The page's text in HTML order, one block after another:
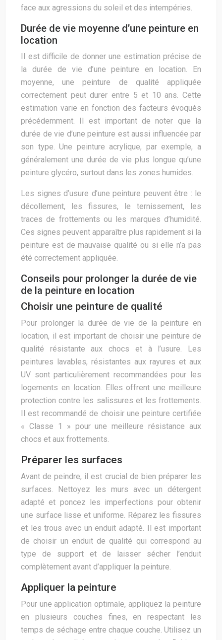
face aux agressions du soleil et des intempéries.
Durée de vie moyenne d’une peinture en
location
Il est difficile de donner une estimation précise de
la durée de vie d’une peinture en location. En
moyenne, une peinture de qualité appliquée
correctement peut durer entre 5 et 10 ans. Cette
estimation varie en fonction des facteurs évoqués
précédemment. Il est important de noter que la
durée de vie d’une peinture est aussi influencée par
son type. Une peinture acrylique, par exemple, a
généralement une durée de vie plus longue qu’une
peinture glycéro, surtout dans les zones humides.
Les signes d’usure d’une peinture peuvent être : le
décollement, les fissures, le ternissement, les
traces de frottements ou les marques d’humidité.
Ces signes peuvent apparaître plus rapidement si la
peinture est de mauvaise qualité ou si elle n’a pas
été correctement appliquée.
Conseils pour prolonger la durée de vie
de la peinture en location
Choisir une peinture de qualité
Pour prolonger la durée de vie de la peinture en
location, il est important de choisir une peinture de
qualité résistante aux chocs et à l’usure. Les
peintures lavables, résistantes aux rayures et aux
UV sont particulièrement recommandées pour les
logements en location. Elles offrent une meilleure
protection contre les salissures et les frottements.
Il est recommandé de choisir une peinture certifiée
« Classe 1 » pour une meilleure résistance aux
chocs et aux frottements.
Préparer les surfaces
Avant de peindre, il est crucial de bien préparer les
surfaces. Nettoyez les murs avec un détergent
adapté et poncez les imperfections pour obtenir
une surface lisse et uniforme. Réparez les fissures
et les trous avec un enduit adapté. Il est important
de choisir un enduit de qualité qui correspond au
type de support et de laisser sécher l’enduit
complètement avant d’appliquer la peinture.
Appliquer la peinture
Pour une application optimale, appliquez la peinture
en plusieurs couches fines, en respectant les
temps de séchage entre chaque couche. Utilisez un